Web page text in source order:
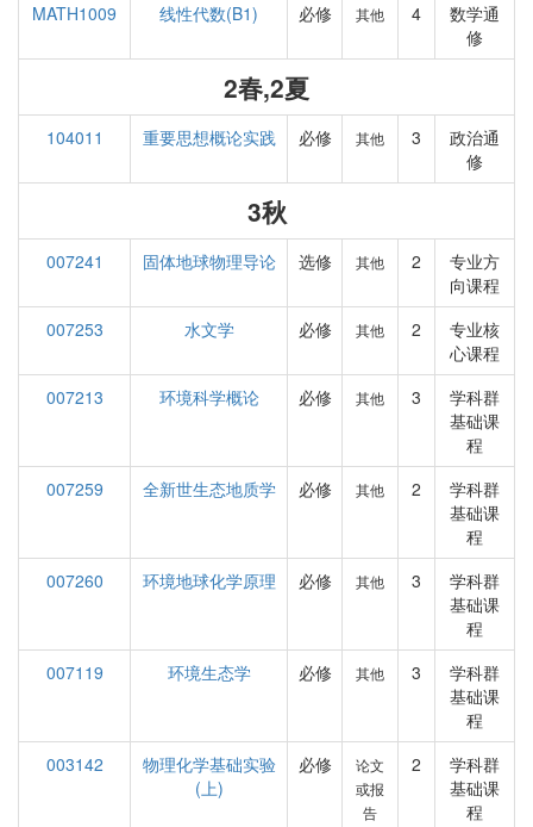
MATH1009
线性代数(B1) 必修 其他 4
数学通
修
2春,2夏
104011 重要思想概论实践 必修 其他 3
政治通
修
3秋
007241 固体地球物理导论 选修 其他 2
专业方
向课程
007253
水文学 必修 其他 2
专业核
心课程
007213
环境科学概论 必修 其他 3
学科群
基础课
程
007259
全新世生态地质学 必修 其他 2
学科群
基础课
程
007260
环境地球化学原理 必修 其他 3
学科群
基础课
程
007119
环境生态学 必修 其他 3
学科群
基础课
程
003142
物理化学基础实验
(上)
必修
论文
或报
告
2
学科群
基础课
程